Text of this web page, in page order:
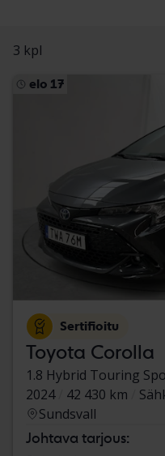
3 kpl
elo 17
Sertifioitu
Toyota Corolla
1.8 Hybrid Touring
2024
42 430 km
Sundsvall
Johtava tarjous: